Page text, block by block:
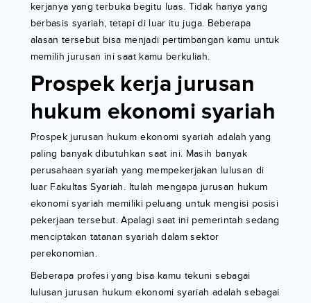
kerjanya yang terbuka begitu luas. Tidak hanya yang
berbasis syariah, tetapi di luar itu juga. Beberapa
alasan tersebut bisa menjadi pertimbangan kamu untuk
memilih jurusan ini saat kamu berkuliah.
Prospek kerja jurusan
hukum ekonomi syariah
Prospek jurusan hukum ekonomi syariah adalah yang
paling banyak dibutuhkan saat ini. Masih banyak
perusahaan syariah yang mempekerjakan lulusan di
luar Fakultas Syariah. Itulah mengapa jurusan hukum
ekonomi syariah memiliki peluang untuk mengisi posisi
pekerjaan tersebut. Apalagi saat ini pemerintah sedang
menciptakan tatanan syariah dalam sektor
perekonomian.
Beberapa profesi yang bisa kamu tekuni sebagai
lulusan jurusan hukum ekonomi syariah adalah sebagai